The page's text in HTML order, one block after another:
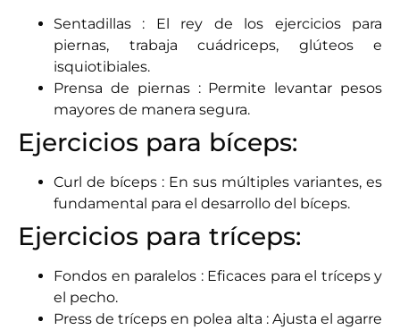
Sentadillas : El rey de los ejercicios para
piernas, trabaja cuádriceps, glúteos e
isquiotibiales.
Prensa de piernas : Permite levantar pesos
mayores de manera segura.
Ejercicios para bíceps:
Curl de bíceps : En sus múltiples variantes, es
fundamental para el desarrollo del bíceps.
Ejercicios para tríceps:
Fondos en paralelos : Eficaces para el tríceps y
el pecho.
Press de tríceps en polea alta : Ajusta el agarre